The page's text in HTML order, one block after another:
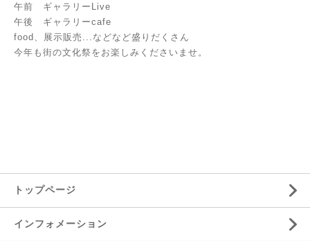
午前 ギャラリーLive
午後 ギャラリーcafe
food、展示販売...などなど盛りだくさん
今年も街の文化祭をお楽しみくださいませ。
トップページ
インフォメーション